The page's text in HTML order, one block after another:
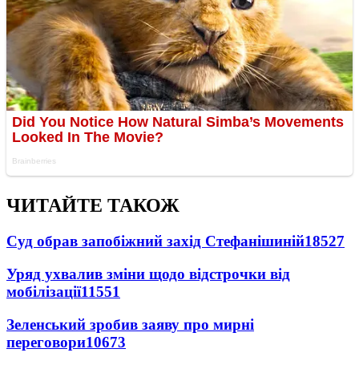
ЧИТАЙТЕ ТАКОЖ
Суд обрав запобіжний захід Стефанішиній18527
Уряд ухвалив зміни щодо відстрочки від
мобілізації11551
Зеленський зробив заяву про мирні
переговори10673